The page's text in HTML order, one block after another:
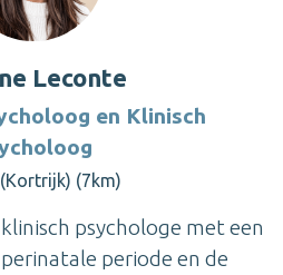
Leconte
en Klinisch
(7km)
psychologe met een
periode en de